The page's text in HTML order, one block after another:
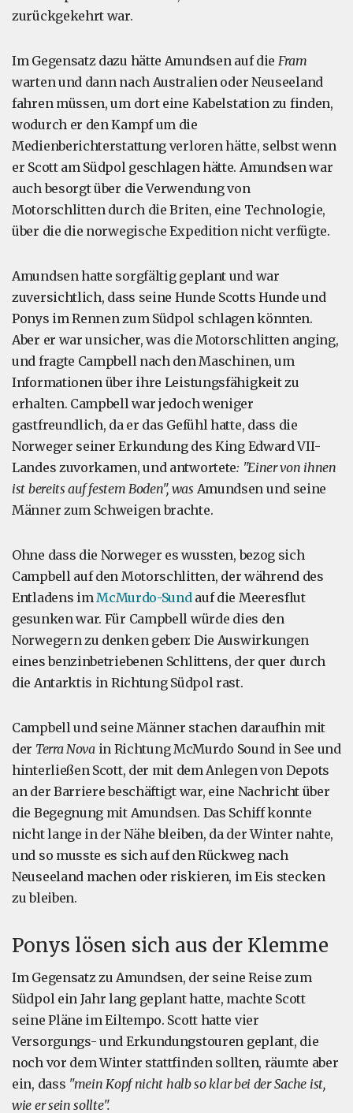
zurückgekehrt war.
Im Gegensatz dazu hätte Amundsen auf die Fram
warten und dann nach Australien oder Neuseeland
fahren müssen, um dort eine Kabelstation zu finden,
wodurch er den Kampf um die
Medienberichterstattung verloren hätte, selbst wenn
er Scott am Südpol geschlagen hätte. Amundsen war
auch besorgt über die Verwendung von
Motorschlitten durch die Briten, eine Technologie,
über die die norwegische Expedition nicht verfügte.
Amundsen hatte sorgfältig geplant und war
zuversichtlich, dass seine Hunde Scotts Hunde und
Ponys im Rennen zum Südpol schlagen könnten.
Aber er war unsicher, was die Motorschlitten anging,
und fragte Campbell nach den Maschinen, um
Informationen über ihre Leistungsfähigkeit zu
erhalten. Campbell war jedoch weniger
gastfreundlich, da er das Gefühl hatte, dass die
Norweger seiner Erkundung des King Edward VII-
Landes zuvorkamen, und antwortete: "Einer von ihnen
ist bereits auf festem Boden", was Amundsen und seine
Männer zum Schweigen brachte.
Ohne dass die Norweger es wussten, bezog sich
Campbell auf den Motorschlitten, der während des
Entladens imMcMurdo-Sundauf die Meeresflut
gesunken war. Für Campbell würde dies den
Norwegern zu denken geben: Die Auswirkungen
eines benzinbetriebenen Schlittens, der quer durch
die Antarktis in Richtung Südpol rast.
Campbell und seine Männer stachen daraufhin mit
der Terra Novain Richtung McMurdo Sound in See und
hinterließen Scott, der mit dem Anlegen von Depots
an der Barriere beschäftigt war, eine Nachricht über
die Begegnung mit Amundsen. Das Schiff konnte
nicht lange in der Nähe bleiben, da der Winter nahte,
und so musste es sich auf den Rückweg nach
Neuseeland machen oder riskieren, im Eis stecken
zu bleiben.
Ponys lösen sich aus der Klemme
Im Gegensatz zu Amundsen, der seine Reise zum
Südpol ein Jahr lang geplant hatte, machte Scott
seine Pläne im Eiltempo. Scott hatte vier
Versorgungs- und Erkundungstouren geplant, die
noch vor dem Winter stattfinden sollten, räumte aber
ein, dass "mein Kopf nicht halb so klar bei der Sache ist,
wie er sein sollte".